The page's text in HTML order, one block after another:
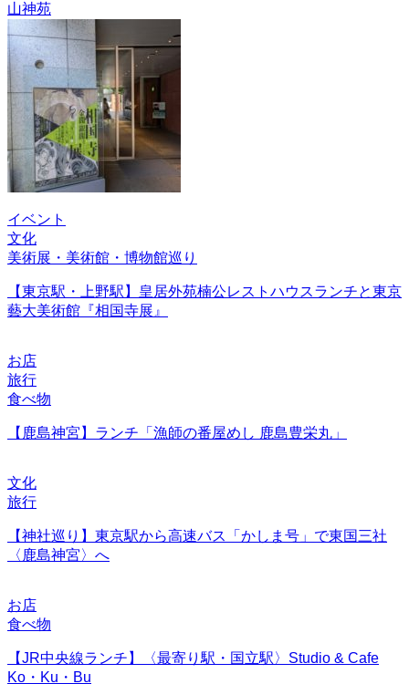
山神苑
イベント
文化
美術展・美術館・博物館巡り
【東京駅・上野駅】皇居外苑楠公レストハウスランチと東京
藝大美術館『相国寺展』
お店
旅行
食べ物
【鹿島神宮】ランチ「漁師の番屋めし 鹿島豊栄丸」
文化
旅行
【神社巡り】東京駅から高速バス「かしま号」で東国三社
〈鹿島神宮〉へ
お店
食べ物
【JR中央線ランチ】〈最寄り駅・国立駅〉Studio & Cafe
Ko・Ku・Bu